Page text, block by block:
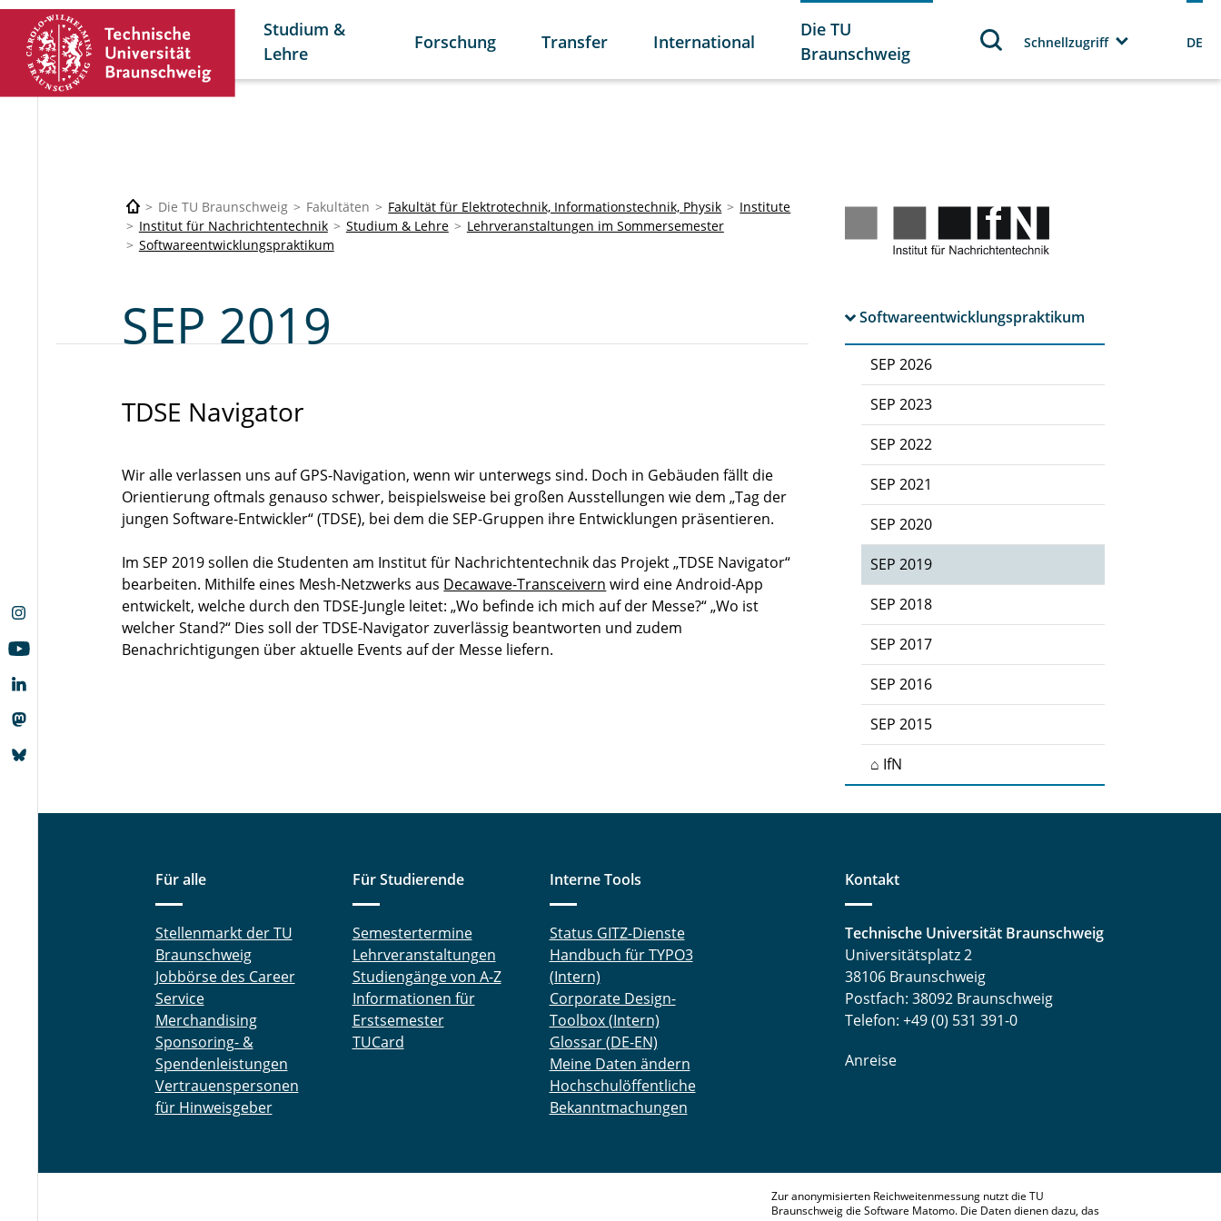
Studium &
Lehre
Forschung Transfer International
Die TU
Braunschweig
Schnellzugriff DE
Die TU Braunschweig Fakultäten Fakultät für Elektrotechnik, Informationstechnik, Physik
Institute
Institut für Nachrichtentechnik
Studium & Lehre
Lehrveranstaltungen im Sommersemester
Softwareentwicklungspraktikum
Softwareentwicklungspraktikum
SEP 2026
SEP 2023
SEP 2022
SEP 2021
SEP 2020
SEP 2019
SEP 2018
SEP 2017
SEP 2016
SEP 2015
⌂ IfN
SEP 2019
TDSE Navigator
Wir alle verlassen uns auf GPS-Navigation, wenn wir unterwegs sind. Doch in Gebäuden fällt die
Orientierung oftmals genauso schwer, beispielsweise bei großen Ausstellungen wie dem „Tag der
jungen Software-Entwickler“ (TDSE), bei dem die SEP-Gruppen ihre Entwicklungen präsentieren.
Im SEP 2019 sollen die Studenten am Institut für Nachrichtentechnik das Projekt „TDSE Navigator“
bearbeiten. Mithilfe eines Mesh-Netzwerks aus Decawave-Transceivern wird eine Android-App
entwickelt, welche durch den TDSE-Jungle leitet: „Wo befinde ich mich auf der Messe?“ „Wo ist
welcher Stand?“ Dies soll der TDSE-Navigator zuverlässig beantworten und zudem
Benachrichtigungen über aktuelle Events auf der Messe liefern.
Für alle
Stellenmarkt der TU
Braunschweig
Jobbörse des Career
Service
Merchandising
Sponsoring- &
Spendenleistungen
Vertrauenspersonen
für Hinweisgeber
Für Studierende
Semestertermine
Lehrveranstaltungen
Studiengänge von A-Z
Informationen für
Erstsemester
TUCard
Interne Tools
Status GITZ-Dienste
Handbuch für TYPO3
(Intern)
Corporate Design-
Toolbox (Intern)
Glossar (DE-EN)
Meine Daten ändern
Hochschulöffentliche
Bekanntmachungen
Kontakt
Technische Universität Braunschweig
Universitätsplatz 2
38106 Braunschweig
Postfach: 38092 Braunschweig
Telefon: +49 (0) 531 391-0
Anreise
Zur anonymisierten Reichweitenmessung nutzt die TU
Braunschweig die Software Matomo. Die Daten dienen dazu, das